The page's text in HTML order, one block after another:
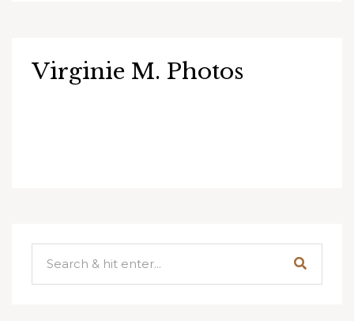
Virginie M. Photos